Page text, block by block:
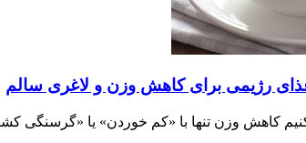
رژیمی برای کاهش وزن و لاغری سالم